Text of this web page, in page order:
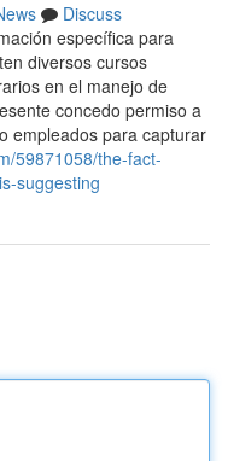
Discuss
específica para
diversos cursos
en el manejo de
concedo permiso a
empleados para capturar
59871058/the-fact-
suggesting